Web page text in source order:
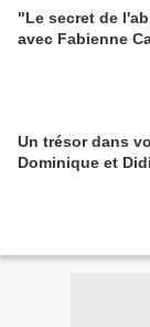
"Le secret de
avec Fabienne
Un trésor dans
Dominique et